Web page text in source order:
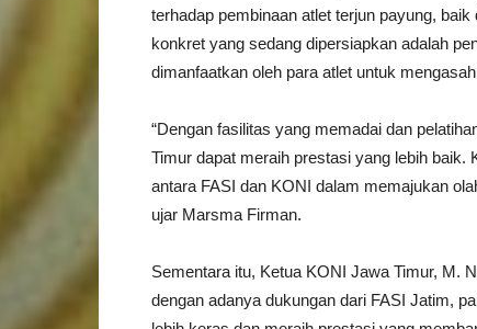
terhadap pembinaan atlet terjun payung,
konkret yang sedang dipersiapkan adalah
dimanfaatkan oleh para atlet untuk
“Dengan fasilitas yang memadai dan
Timur dapat meraih prestasi yang lebih
antara FASI dan KONI dalam memajukan
ujar Marsma Firman.
Sementara itu, Ketua KONI Jawa Timur, M.
dengan adanya dukungan dari FASI Jatim,